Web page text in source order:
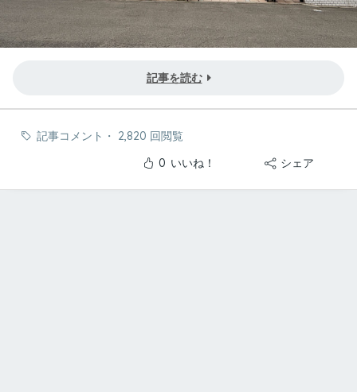
記事を読む
記事コメント ・ 2,820 回閲覧
シェア
0 いいね！